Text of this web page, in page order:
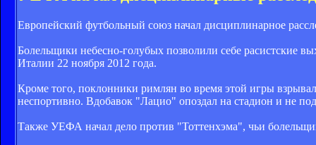
Европейский футбольный союз начал дисциплинарное
Болельщики небесно-голубых позволили себе расистские
Италии 22 ноября 2012 года.
Кроме того, поклонники римлян во время этой игры
неспортивно. Вдобавок "Лацио" опоздал на стадион и не
Также УЕФА начал дело против "Тоттенхэма", чьи